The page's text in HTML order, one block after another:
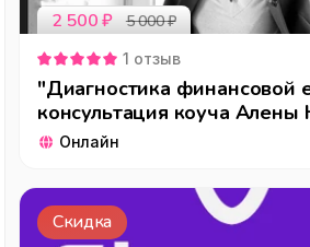
2 500₽ 5 000₽
1 отзыв
"Диагностика финансовой
консультация коуча Алены
Онлайн
Скидка